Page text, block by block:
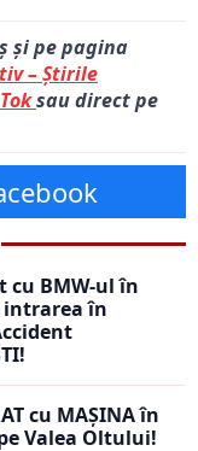
și pe pagina
– Știrile
sau direct pe
cu BMW-ul în
în
cu MAȘINA în
Valea Oltului!